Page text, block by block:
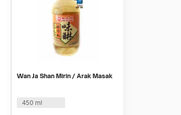
Wan Ja Shan Mirin / Arak Masak
450 ml